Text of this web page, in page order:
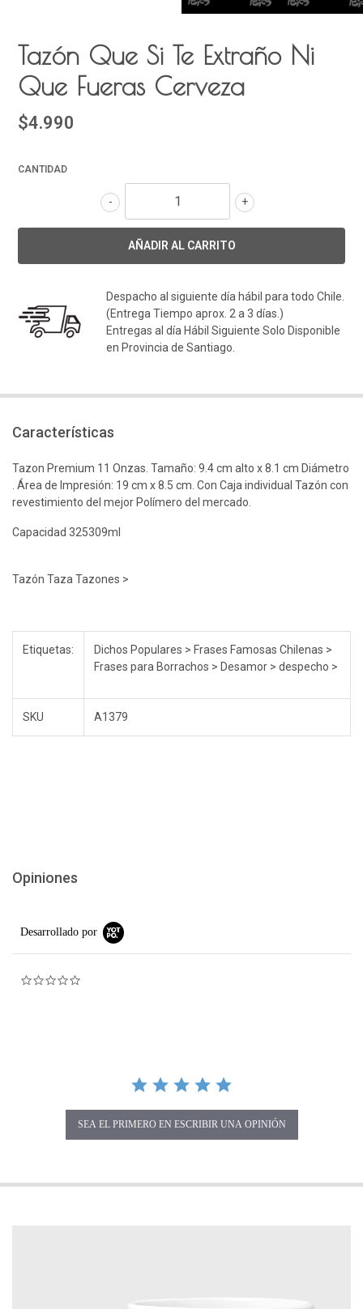
Tazón Que Si Te Extraño Ni
Que Fueras Cerveza
$4.990
CANTIDAD
+
-
Despacho al siguiente día hábil para todo Chile.
(Entrega Tiempo aprox. 2 a 3 días.)
Entregas al día Hábil Siguiente Solo Disponible
en Provincia de Santiago.
Características
Tazon Premium 11 Onzas. Tamaño: 9.4 cm alto x 8.1 cm Diámetro
. Área de Impresión: 19 cm x 8.5 cm. Con Caja individual Tazón con
revestimiento del mejor Polímero del mercado.
Capacidad 325309ml
Tazón Taza Tazones >
Etiquetas:
Dichos Populares > Frases Famosas Chilenas >
Frases para Borrachos > Desamor > despecho >
SKU A1379
Opiniones
Desarrollado por
SEA EL PRIMERO EN ESCRIBIR UNA OPINIÓN